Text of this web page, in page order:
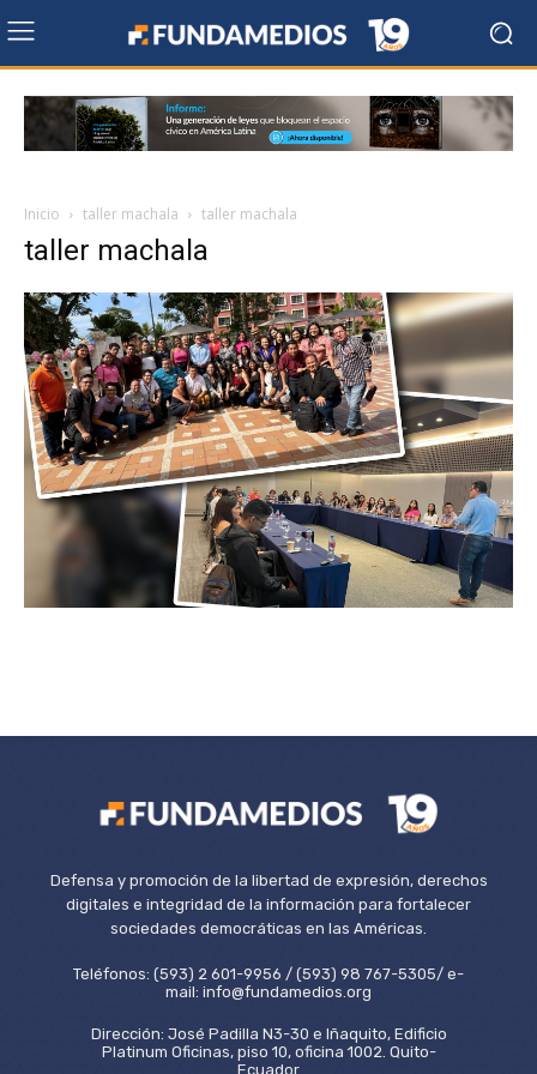
Inicio taller machala taller machala
taller machala
Defensa y promoción de la libertad de expresión, derechos
digitales e integridad de la información para fortalecer
sociedades democráticas en las Américas.
Teléfonos: (593) 2 601-9956 / (593) 98 767-5305/ e-
mail: info@fundamedios.org
Dirección: José Padilla N3-30 e Iñaquito, Edificio
Platinum Oficinas, piso 10, oficina 1002. Quito-
Ecuador